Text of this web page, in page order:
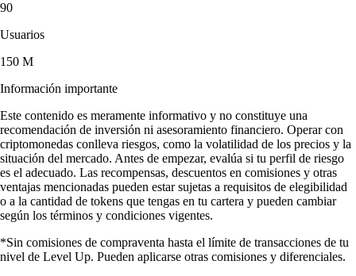
90
Usuarios
150 M
Información importante
Este contenido es meramente informativo y no constituye una
recomendación de inversión ni asesoramiento financiero. Operar con
criptomonedas conlleva riesgos, como la volatilidad de los precios y la
situación del mercado. Antes de empezar, evalúa si tu perfil de riesgo
es el adecuado. Las recompensas, descuentos en comisiones y otras
ventajas mencionadas pueden estar sujetas a requisitos de elegibilidad
o a la cantidad de tokens que tengas en tu cartera y pueden cambiar
según los términos y condiciones vigentes.
*Sin comisiones de compraventa hasta el límite de transacciones de tu
nivel de Level Up. Pueden aplicarse otras comisiones y diferenciales.